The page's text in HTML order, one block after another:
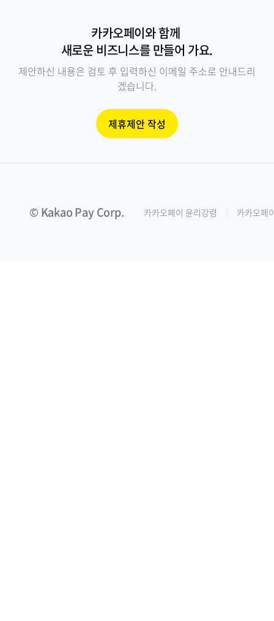
카카오페이와 함께
새로운 비즈니스를 만들어 가요.
제안하신 내용은 검토 후 입력하신 이메일 주소로 안내드리
겠습니다.
제휴제안 작성
© Kakao Pay Corp. 카카오페이 윤리강령 카카오페